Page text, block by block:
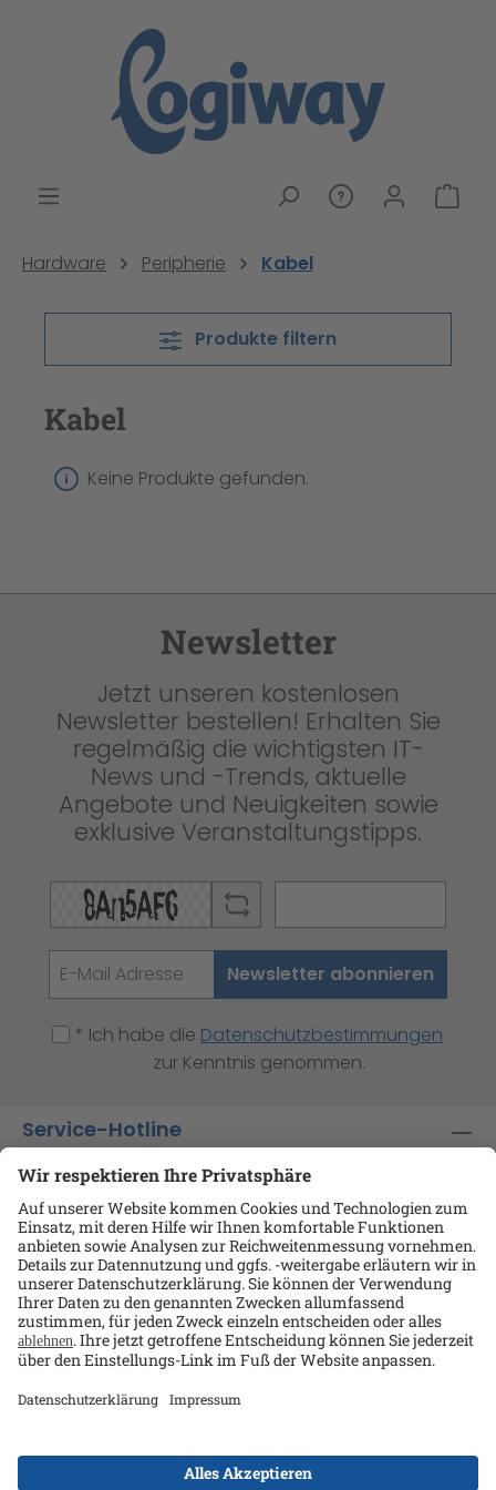
Hardware Peripherie Kabel
Produkte filtern
Kabel
Keine Produkte gefunden.
Newsletter
Jetzt unseren kostenlosen
Newsletter bestellen! Erhalten Sie
regelmäßig die wichtigsten IT-
News und -Trends, aktuelle
Angebote und Neuigkeiten sowie
exklusive Veranstaltungstipps.
Newsletter abonnieren
* Ich habe die Datenschutzbestimmungen
zur Kenntnis genommen.
Service-Hotline
Shop-Service
Informationen
Ansprechpartner
Kontakt